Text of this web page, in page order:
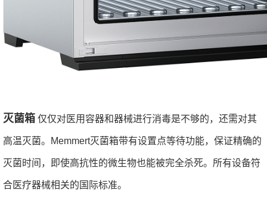
灭菌箱 仅仅对医用容器和器械进行消毒是不够的，还需对其
高温灭菌。Memmert灭菌箱带有设置点等待功能，保证精确的
灭菌时间，即使高抗性的微生物也能被完全杀死。所有设备符
合医疗器械相关的国际标准。